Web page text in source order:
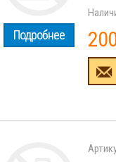
Подробнее